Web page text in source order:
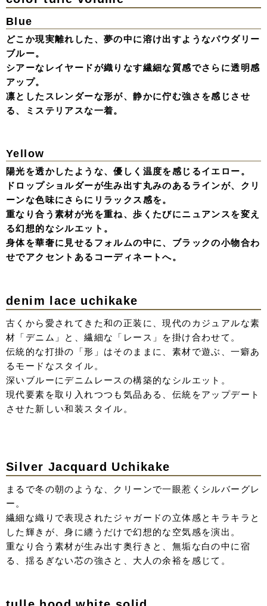
スライン。
手元で揺れるクシュっと袖のニュアンス、耳元に添えたリ
ボンの遊び心。
アンニュイな空気感の中に、揺るぎない個性を宿したブラ
ックドレス。
White
首元のチョーカーやパールの煌めきが、クリーンな装いに
華やかさを添える。
無垢でありながらも凛としたホワイトドレススタイル。
drop shoulder
重厚感のあるブラックに、繊細なレイヤードで奥行きを。
計算されたボリュームと、肌を美しく見せるカッティング
が魅力の一着。
color tulle volume
Blue
どこか現実離れした、夢の中に溶け出すようなパウダリー
凛としたスレンダーな形が、静かに佇む強さを感じさせ
る、ミステリアスな一着。
Yellow
陽光を透かしたような、優しく温度を感じるイエロー。
ドロップショルダーが生み出す丸みのあるラインが、クリ
ーンな色味にさらにリラックス感を。
る幻想的なシルエット。